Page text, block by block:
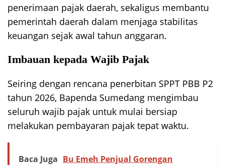
penerimaan pajak daerah, sekaligus membantu
pemerintah daerah dalam menjaga stabilitas
keuangan sejak awal tahun anggaran.
Imbauan kepada Wajib Pajak
Seiring dengan rencana penerbitan SPPT PBB P2
tahun 2026, Bapenda Sumedang mengimbau
seluruh wajib pajak untuk mulai bersiap
melakukan pembayaran pajak tepat waktu.
Baca Juga Bu Emeh Penjual Gorengan